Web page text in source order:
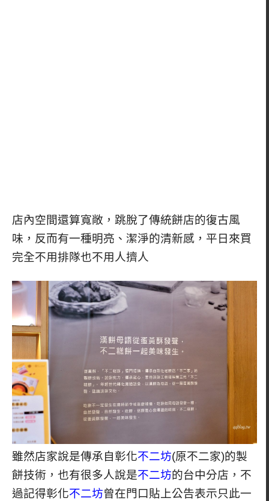
店內空間還算寬敞，跳脫了傳統餅店的復古風
味，反而有一種明亮、潔淨的清新感，平日來買
完全不用排隊也不用人擠人
雖然店家說是傳承自彰化不二坊(原不二家)的製
餅技術，也有很多人說是不二坊的台中分店，不
過記得彰化不二坊曾在門口貼上公告表示只此一